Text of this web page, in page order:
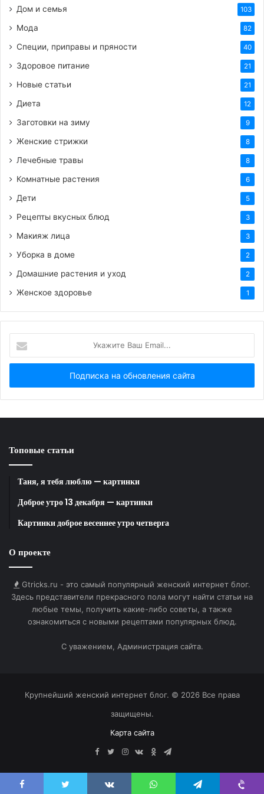
HTML-код для вставки на сайт и блог:
BB-код для вставки на форум:
Ссылка на изображение:
Зайка хочет поцеловать.
HTML-код для вставки на сайт и блог:
BB-код для вставки на форум:
Ссылка на изображение:
Милая открытка чмок тебя.
HTML-код для вставки на сайт и блог:
BB-код для вставки на форум:
Ссылка на изображение:
Две половинки одного сердца.
HTML-код для вставки на сайт и блог:
Ссылка на изображение:
Ты моя обожулька.
HTML-код для вставки на сайт и блог:
BB-код для вставки на форум:
Дом и семья 103
Мода 82
Специи, приправы и пряности 40
Здоровое питание 21
Новые статьи 21
Диета 12
Заготовки на зиму 9
Женские стрижки 8
Лечебные травы 8
Комнатные растения 6
Дети 5
Рецепты вкусных блюд 3
Макияж лица 3
Уборка в доме 2
Домашние растения и уход 2
Женское здоровье 1
Ваш
Email...
Топовые статьи
Таня, я тебя люблю — картинки
Доброе утро 13 декабря — картинки
Картинки доброе весеннее утро четверга
О проекте
Gtricks.ru - это самый популярный женский интернет блог.
Здесь представители прекрасного пола могут найти статьи на
любые темы, получить какие-либо советы, а также
ознакомиться с новыми рецептами популярных блюд.
С уважением, Администрация сайта.
Крупнейший женский интернет блог. © 2026 Все права
защищены.
Карта сайта
Facebook
TwitterInstagram
vk.comОдноклассники
Telegram